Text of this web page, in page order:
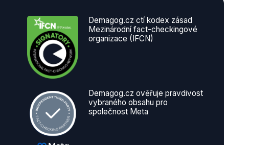
Demagog.cz ctí kodex zásad
Mezinárodní fact-checkingové
organizace (IFCN)
Demagog.cz ověřuje pravdivost
vybraného obsahu pro
společnost Meta